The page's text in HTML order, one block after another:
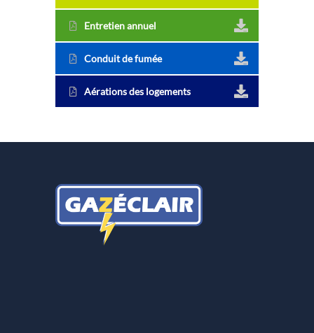
Entretien annuel
Conduit de fumée
Aérations des logements